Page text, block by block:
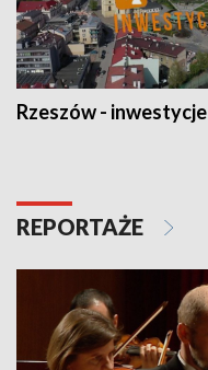
Rzeszów - inwestycje
REPORTAŻE